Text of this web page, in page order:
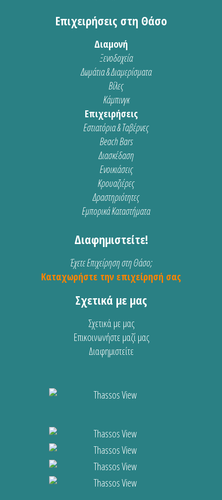
Επιχειρήσεις στη Θάσο
Διαμονή
Ξενοδοχεία
Δωμάτια & Διαμερίσματα
Βίλες
Κάμπινγκ
Επιχειρήσεις
Εστιατόρια & Ταβέρνες
Beach Bars
Διασκέδαση
Ενοικιάσεις
Κρουαζιέρες
Δραστηριότητες
Εμπορικά Καταστήματα
Διαφημιστείτε!
Έχετε Επιχείρηση στη Θάσο;
Καταχωρήστε την επιχείρησή σας
Σχετικά με μας
Σχετικά με μας
Επικοινωνήστε μαζί μας
Διαφημιστείτε